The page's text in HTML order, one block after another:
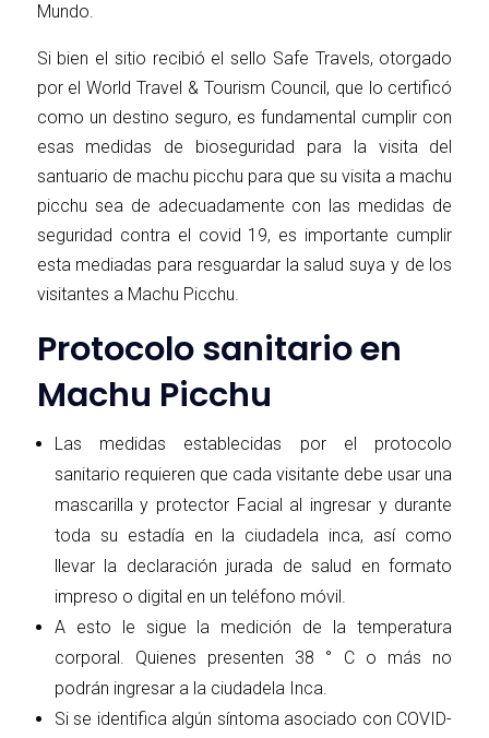
Mundo.
Si bien el sitio recibió el sello Safe Travels, otorgado
por el World Travel & Tourism Council, que lo certificó
como un destino seguro, es fundamental cumplir con
esas medidas de bioseguridad para la visita del
santuario de machu picchu para que su visita a machu
picchu sea de adecuadamente con las medidas de
seguridad contra el covid 19, es importante cumplir
esta mediadas para resguardar la salud suya y de los
visitantes a Machu Picchu.
Protocolo sanitario en
Machu Picchu
Las medidas establecidas por el protocolo
sanitario requieren que cada visitante debe usar una
mascarilla y protector Facial al ingresar y durante
toda su estadía en la ciudadela inca, así como
llevar la declaración jurada de salud en formato
impreso o digital en un teléfono móvil.
A esto le sigue la medición de la temperatura
corporal. Quienes presenten 38 ° C o más no
podrán ingresar a la ciudadela Inca.
Si se identifica algún síntoma asociado con COVID-